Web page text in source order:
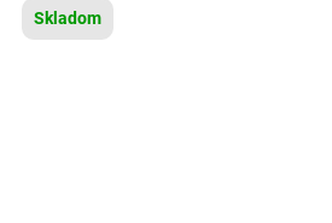
Skladom